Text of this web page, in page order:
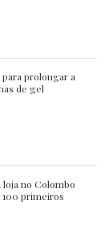
prolongar a
de gel
loja no Colombo
primeiros